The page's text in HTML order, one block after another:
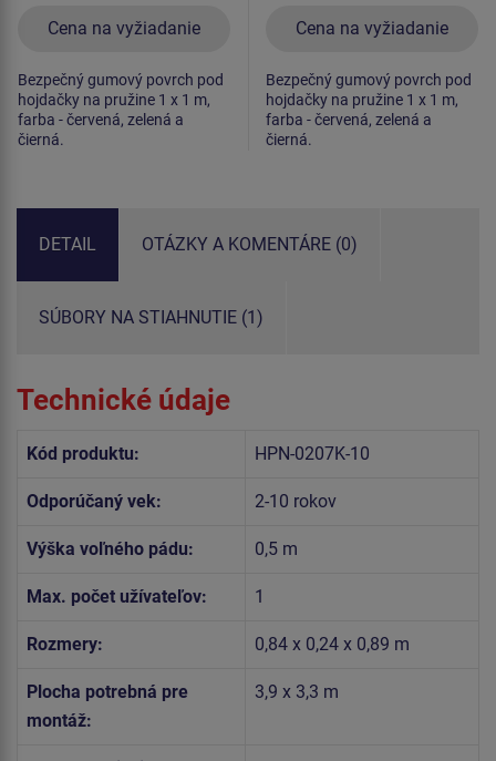
Cena na vyžiadanie
Bezpečný gumový povrch pod
hojdačky na pružine 1 x 1 m,
farba - červená, zelená a
čierná.
Cena na vyžiadanie
Bezpečný gumový povrch pod
hojdačky na pružine 1 x 1 m,
farba - červená, zelená a
čierná.
DETAIL OTÁZKY A KOMENTÁRE (0)
SÚBORY NA STIAHNUTIE (1)
Technické údaje
Kód produktu: HPN-0207K-10
Odporúčaný vek: 2-10 rokov
Výška voľného pádu: 0,5 m
Max. počet užívateľov: 1
Rozmery: 0,84 x 0,24 x 0,89 m
Plocha potrebná pre
montáž:
3,9 x 3,3 m